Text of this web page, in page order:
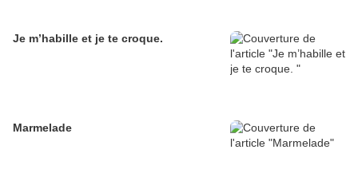
Je m’habille et je te croque.
Marmelade